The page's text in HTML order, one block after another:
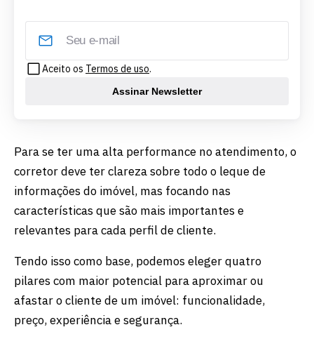
Aceito os Termos de uso.
Assinar Newsletter
Para se ter uma alta performance no atendimento, o
corretor deve ter clareza sobre todo o leque de
informações do imóvel, mas focando nas
características que são mais importantes e
relevantes para cada perfil de cliente.
Tendo isso como base, podemos eleger quatro
pilares com maior potencial para aproximar ou
afastar o cliente de um imóvel: funcionalidade,
preço, experiência e segurança.